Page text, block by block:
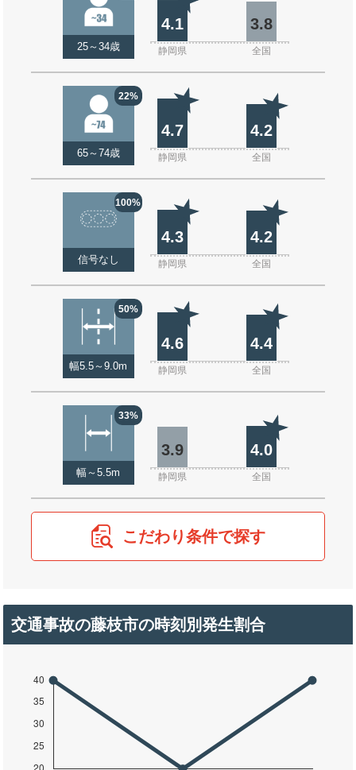
25～34歳
4.1 3.8
静岡県 全国
22%
65～74歳
4.7 4.2
静岡県 全国
100%
信号なし
4.3 4.2
静岡県 全国
50%
幅5.5～9.0m
4.6 4.4
静岡県 全国
33%
幅～5.5m
3.9 4.0
静岡県 全国
こだわり条件で探す
交通事故の藤枝市の時刻別発生割合